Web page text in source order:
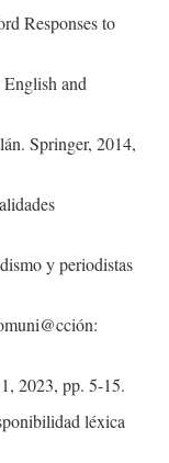
Responses to
and
Springer, 2014,
y periodistas
2023, pp. 5-15.
léxica